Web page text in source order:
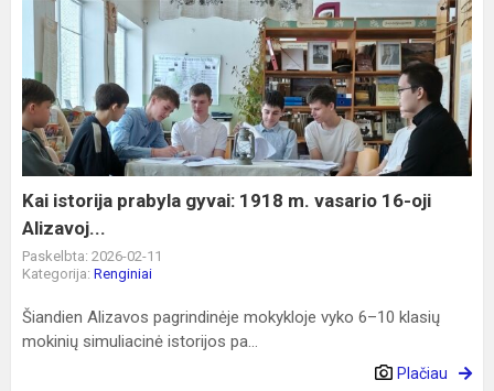
Kai
istorija
prabyla
gyvai:
1918
m.
vasario
16-
oji
Alizavoj...
Kai istorija prabyla gyvai: 1918 m. vasario 16-oji
Alizavoj...
Paskelbta: 2026-02-11
Kategorija: Renginiai
Šiandien Alizavos pagrindinėje mokykloje vyko 6–10 klasių
mokinių simuliacinė istorijos pa...
Plačiau